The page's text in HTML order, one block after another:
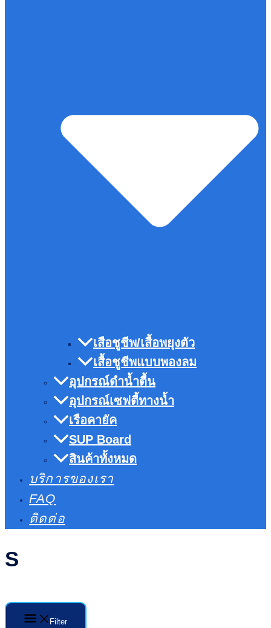
เสือชูชีพ/เสื้อพยุงตัว
เสื้อชูชีพแบบพองลม
อุปกรณ์ดำน้ำตื้น
อุปกรณ์เซฟตี้ทางน้ำ
เรือคายัค
SUP Board
สินค้าทั้งหมด
บริการของเรา
FAQ
ติดต่อ
S
Filter